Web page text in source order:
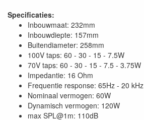
Specificaties:
Inbouwmaat: 232mm
Inbouwdiepte: 157mm
Buitendiameter: 258mm
100V taps: 60 - 30 - 15 - 7.5W
70V taps: 60 - 30 - 15 - 7.5 - 3.75W
Impedantie: 16 Ohm
Frequentie response: 65Hz - 20 kHz
Nominaal vermogen: 60W
Dynamisch vermogen: 120W
max SPL@1m: 110dB